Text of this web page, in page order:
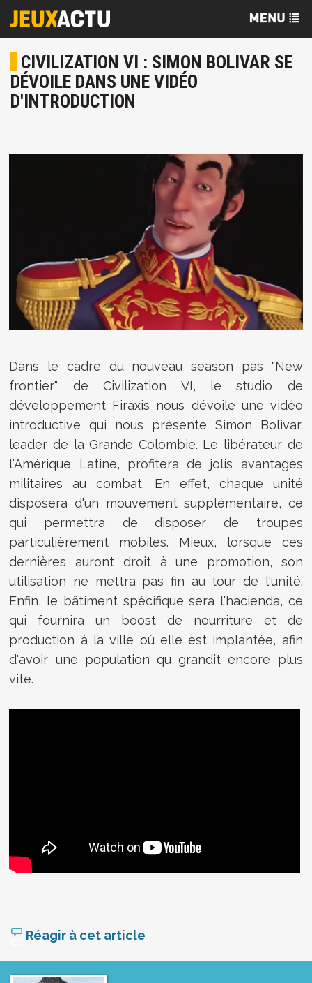
CIVILIZATION VI : SIMON BOLIVAR SE
DÉVOILE DANS UNE VIDÉO
D'INTRODUCTION
Dans le cadre du nouveau season pas "New
frontier" de Civilization VI, le studio de
développement Firaxis nous dévoile une vidéo
introductive qui nous présente Simon Bolivar,
leader de la Grande Colombie. Le libérateur de
l'Amérique Latine, profitera de jolis avantages
militaires au combat. En effet, chaque unité
disposera d'un mouvement supplémentaire, ce
qui permettra de disposer de troupes
particulièrement mobiles. Mieux, lorsque ces
dernières auront droit à une promotion, son
utilisation ne mettra pas fin au tour de l'unité.
Enfin, le bâtiment spécifique sera l'hacienda, ce
qui fournira un boost de nourriture et de
production à la ville où elle est implantée, afin
d'avoir une population qu grandit encore plus
vite.
Réagir à cet article